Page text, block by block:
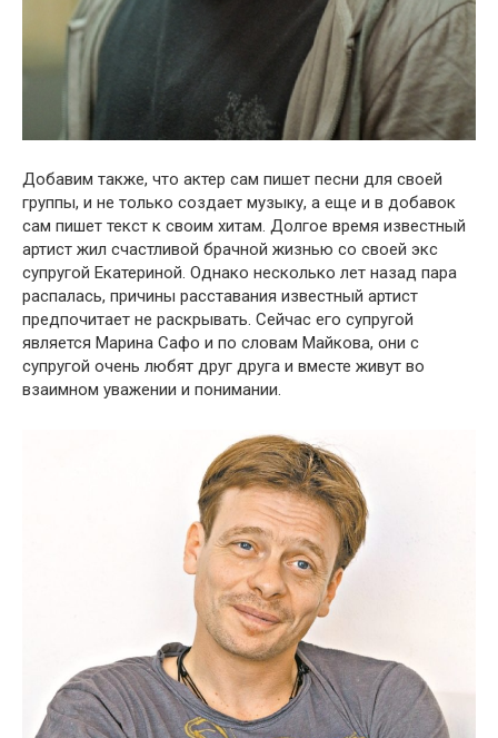
Добавим также, что актер сам пишет песни для своей
группы, и не только создает музыку, а еще и в добавок
сам пишет текст к своим хитам. Долгое время известный
артист жил счастливой брачной жизнью со своей экс
супругой Екатериной. Однако несколько лет назад пара
распалась, причины расставания известный артист
предпочитает не раскрывать. Сейчас его супругой
является Марина Сафо и по словам Майкова, они с
супругой очень любят друг друга и вместе живут во
взаимном уважении и понимании.